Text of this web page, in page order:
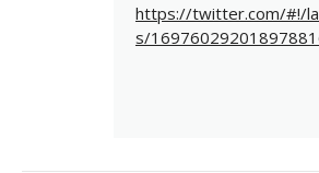
https://twitter.com/#!/
s/